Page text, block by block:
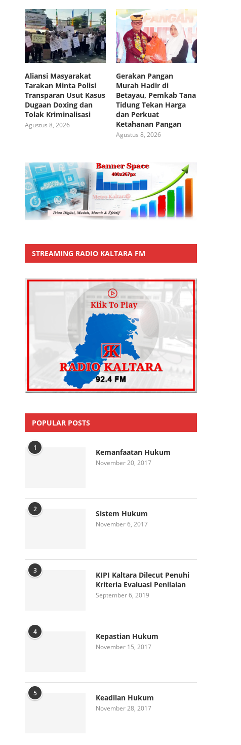
Aliansi Masyarakat
Tarakan Minta Polisi
Transparan Usut Kasus
Dugaan Doxing dan
Tolak Kriminalisasi
Agustus 8, 2026
Gerakan Pangan
Murah Hadir di
Betayau, Pemkab Tana
Tidung Tekan Harga
dan Perkuat
Ketahanan Pangan
Agustus 8, 2026
STREAMING RADIO KALTARA FM
POPULAR POSTS
1 Kemanfaatan Hukum
November 20, 2017
2 Sistem Hukum
November 6, 2017
3
KIPI Kaltara Dilecut Penuhi
Kriteria Evaluasi Penilaian
September 6, 2019
4 Kepastian Hukum
November 15, 2017
5 Keadilan Hukum
November 28, 2017